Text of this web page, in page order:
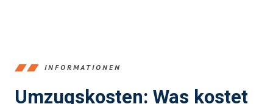
INFORMATIONEN
Umzugskosten: Was kostet